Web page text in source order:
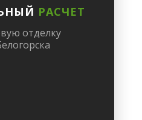
РАСЧЕТ
отделку